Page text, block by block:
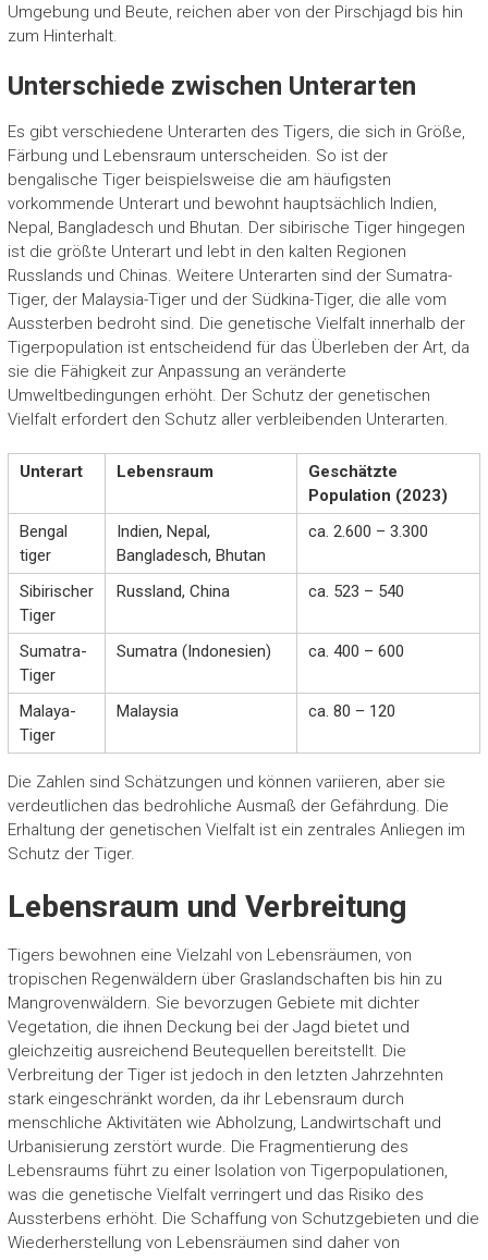
Umgebung und Beute, reichen aber von der Pirschjagd bis hin
zum Hinterhalt.
Unterschiede zwischen Unterarten
Es gibt verschiedene Unterarten des Tigers, die sich in Größe,
Färbung und Lebensraum unterscheiden. So ist der
bengalische Tiger beispielsweise die am häufigsten
vorkommende Unterart und bewohnt hauptsächlich Indien,
Nepal, Bangladesch und Bhutan. Der sibirische Tiger hingegen
ist die größte Unterart und lebt in den kalten Regionen
Russlands und Chinas. Weitere Unterarten sind der Sumatra-
Tiger, der Malaysia-Tiger und der Südkina-Tiger, die alle vom
Aussterben bedroht sind. Die genetische Vielfalt innerhalb der
Tigerpopulation ist entscheidend für das Überleben der Art, da
sie die Fähigkeit zur Anpassung an veränderte
Umweltbedingungen erhöht. Der Schutz der genetischen
Vielfalt erfordert den Schutz aller verbleibenden Unterarten.
Unterart Lebensraum
Geschätzte
Population (2023)
Bengal
tiger
Indien, Nepal,
Bangladesch, Bhutan
ca. 2.600 – 3.300
Sibirischer
Tiger
Russland, China ca. 523 – 540
Sumatra-
Tiger
Sumatra (Indonesien) ca. 400 – 600
Malaya-
Tiger
Malaysia ca. 80 – 120
Die Zahlen sind Schätzungen und können variieren, aber sie
verdeutlichen das bedrohliche Ausmaß der Gefährdung. Die
Erhaltung der genetischen Vielfalt ist ein zentrales Anliegen im
Schutz der Tiger.
Lebensraum und Verbreitung
Tigers bewohnen eine Vielzahl von Lebensräumen, von
tropischen Regenwäldern über Graslandschaften bis hin zu
Mangrovenwäldern. Sie bevorzugen Gebiete mit dichter
Vegetation, die ihnen Deckung bei der Jagd bietet und
gleichzeitig ausreichend Beutequellen bereitstellt. Die
Verbreitung der Tiger ist jedoch in den letzten Jahrzehnten
stark eingeschränkt worden, da ihr Lebensraum durch
menschliche Aktivitäten wie Abholzung, Landwirtschaft und
Urbanisierung zerstört wurde. Die Fragmentierung des
Lebensraums führt zu einer Isolation von Tigerpopulationen,
was die genetische Vielfalt verringert und das Risiko des
Aussterbens erhöht. Die Schaffung von Schutzgebieten und die
Wiederherstellung von Lebensräumen sind daher von